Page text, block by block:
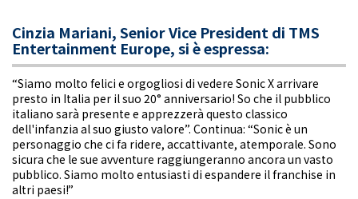
Cinzia Mariani, Senior Vice President di TMS
Entertainment Europe, si è espressa:
“Siamo molto felici e orgogliosi di vedere Sonic X arrivare
presto in Italia per il suo 20° anniversario! So che il pubblico
italiano sarà presente e apprezzerà questo classico
dell'infanzia al suo giusto valore”. Continua: “Sonic è un
personaggio che ci fa ridere, accattivante, atemporale. Sono
sicura che le sue avventure raggiungeranno ancora un vasto
pubblico. Siamo molto entusiasti di espandere il franchise in
altri paesi!”